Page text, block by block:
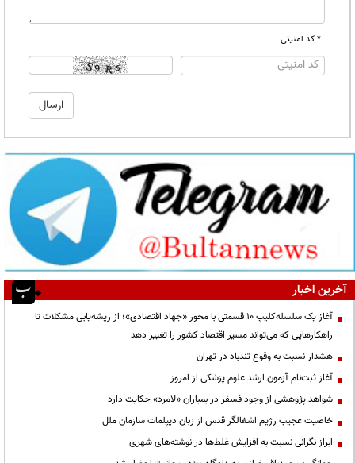
* کد امنیتی
آخرین اخبار
آغاز یک سلسله‌کلیپ ۱۰ قسمتی با محور «جهاد اقتصادی»؛ از ریشه‌یابی مشکلات تا
راهکارهایی که می‌تواند مسیر اقتصاد کشور را تغییر دهد
هشدار نسبت به وقوع تندباد در تهران
آغاز ثبت‌نام آزمون ارشد علوم پزشکی از امروز
شواهد پژوهشی از وجود فسفر در بمباران «لامرد» حکایت دارد
خاصیت عجیب رژیم اشغالگر قدس از زبان دیپلمات سازمان ملل
ابراز نگرانی نسبت به افزایش غلط‌ها در نوشته‌های شهری